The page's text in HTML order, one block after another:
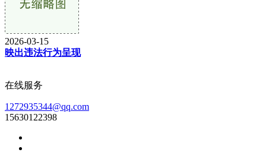
2026-03-15
映出违法行为呈现
在线服务
1272935344@qq.com
15630122398